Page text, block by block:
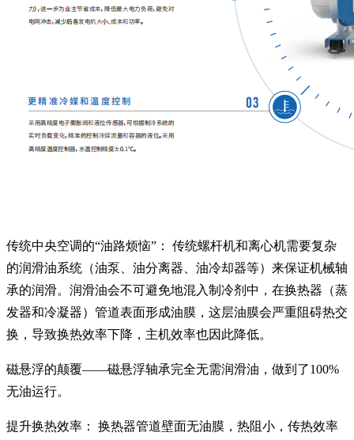
传统中央空调的“油路烦恼”： 传统螺杆机和离心机需要复杂
的润滑油系统（油泵、油分离器、油冷却器等）来保证机械轴
承的润滑。润滑油会不可避免地混入制冷剂中，在换热器（蒸
发器和冷凝器）管道表面形成油膜，这层油膜会严重阻碍热交
换，导致换热效率下降，主机效率也因此降低。
磁悬浮的颠覆——磁悬浮轴承完全无需润滑油，做到了100%
无油运行。
提升换热效率： 换热器管道壁面无油膜，热阻小，传热效率